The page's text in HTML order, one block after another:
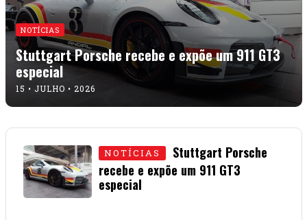
NOTÍCIAS
Stuttgart Porsche recebe e expõe um 911 GT3
especial
15 • JULHO • 2026
NOTÍCIAS
Stuttgart Porsche
recebe e expõe um 911 GT3
especial